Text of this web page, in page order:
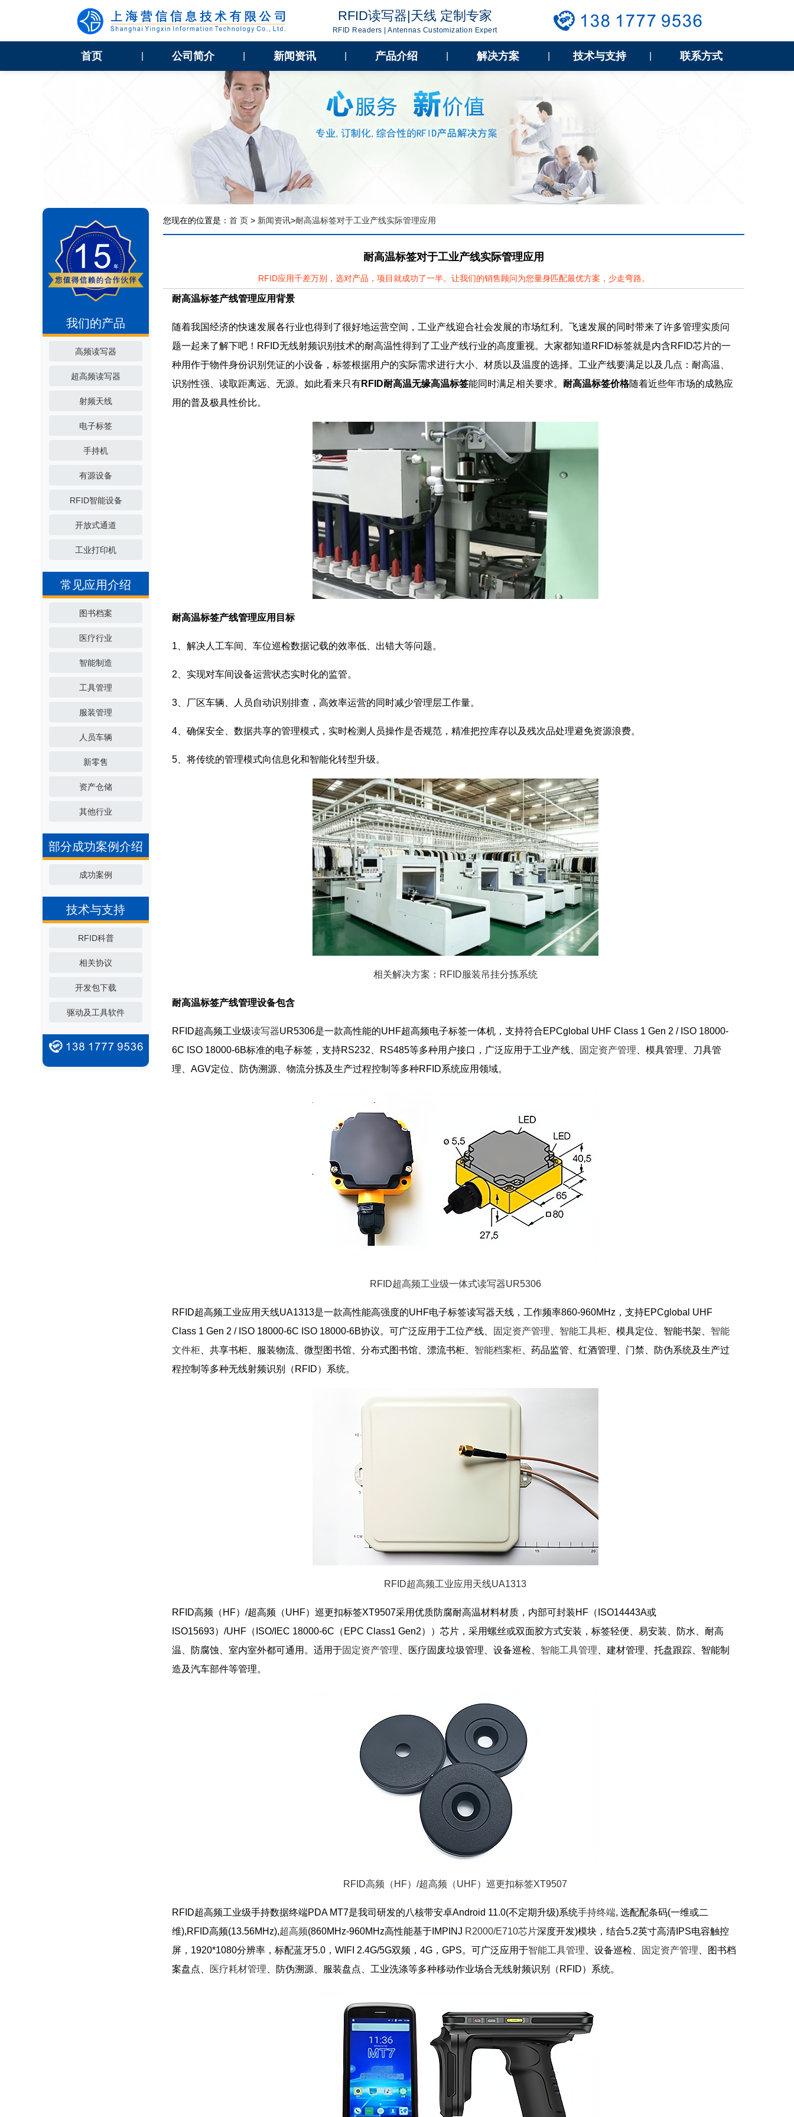
RFID读写器|天线 定制专家
RFID Readers | Antennas Customization Expert
首页 公司简介 新闻资讯 产品介绍 解决方案 技术与支持 联系方式
我们的产品
高频读写器
超高频读写器
射频天线
电子标签
手持机
有源设备
RFID智能设备
开放式通道
工业打印机
常见应用介绍
图书档案
医疗行业
智能制造
工具管理
服装管理
人员车辆
新零售
资产仓储
其他行业
部分成功案例介绍
成功案例
技术与支持
RFID科普
相关协议
开发包下载
驱动及工具软件
您现在的位置是： 首 页 > 新闻资讯>耐高温标签对于工业产线实际管理应用
耐高温标签对于工业产线实际管理应用
RFID应用千差万别，选对产品，项目就成功了一半。让我们的销售顾问为您量身匹配最优方案，少走弯路。
耐高温标签产线管理应用背景
随着我国经济的快速发展各行业也得到了很好地运营空间，工业产线迎合社会发展的市场红利。飞速发展的同时带来了许多管理实质问
题一起来了解下吧！RFID无线射频识别技术的耐高温性得到了工业产线行业的高度重视。大家都知道RFID标签就是内含RFID芯片的一
种用作于物件身份识别凭证的小设备，标签根据用户的实际需求进行大小、材质以及温度的选择。工业产线要满足以及几点：耐高温、
识别性强、读取距离远、无源。如此看来只有RFID耐高温无缘高温标签能同时满足相关要求。 耐高温标签价格随着近些年市场的成熟应
用的普及极具性价比。
耐高温标签产线管理应用目标
1、解决人工车间、车位巡检数据记载的效率低、出错大等问题。
2、实现对车间设备运营状态实时化的监管。
3、厂区车辆、人员自动识别排查，高效率运营的同时减少管理层工作量。
4、确保安全、数据共享的管理模式，实时检测人员操作是否规范，精准把控库存以及残次品处理避免资源浪费。
5、将传统的管理模式向信息化和智能化转型升级。
相关解决方案：RFID服装吊挂分拣系统
耐高温标签产线管理设备包含
RFID超高频工业级读写器UR5306是一款高性能的UHF超高频电子标签一体机，支持符合EPCglobal UHF Class 1 Gen 2 / ISO 18000-
6C ISO 18000-6B标准的电子标签，支持RS232、RS485等多种用户接口，广泛应用于工业产线、
固定资产管理 、模具管理、刀具管
理、AGV定位、防伪溯源、物流分拣及生产过程控制等多种RFID系统应用领域。
RFID超高频工业级一体式读写器UR5306
RFID超高频工业应用天线UA1313是一款高性能高强度的UHF电子标签读写器天线，工作频率860-960MHz，支持EPCglobal UHF
Class 1 Gen 2 / ISO 18000-6C ISO 18000-6B协议。可广泛应用于工位产线、
固定资产管理 智能工具柜 、模具定位、智能书架、 智能
文件柜 、共享书柜、服装物流、微型图书馆、分布式图书馆、漂流书柜、 智能档案柜 、药品监管、红酒管理、门禁、防伪系统及生产过
程控制等多种无线射频识别（RFID）系统。
RFID超高频工业应用天线UA1313
RFID高频（HF）/超高频（UHF）巡更扣标签XT9507采用优质防腐耐高温材料材质，内部可封装HF（ISO14443A或
ISO15693）/UHF（ISO/IEC 18000-6C（EPC Class1 Gen2））芯片，采用螺丝或双面胶方式安装，标签轻便、易安装、防水、耐高
温、防腐蚀、室内室外都可通用。适用于固定资产管理 、医疗固废垃圾管理、设备巡检、 智能工具管理 、建材管理、托盘跟踪、智能制
造及汽车部件等管理。
RFID高频（HF）/超高频（UHF）巡更扣标签XT9507
RFID超高频工业级手持数据终端PDA MT7是我司研发的八核带安卓Android 11.0(不定期升级)系统手持终端, 选配配条码(一维或二
维),RFID高频(13.56MHz),超高频(860MHz-960MHz高性能基于IMPINJ R2000/E710芯片深度开发)模块，结合5.2英寸高清IPS电容触控
屏，1920*1080分辨率，标配蓝牙5.0，WIFI 2.4G/5G双频，4G，GPS。可广泛应用于智能工具管理 、设备巡检、 固定资产管理 、图书档
案盘点、
医疗耗材管理 、防伪溯源、服装盘点、工业洗涤等多种移动作业场合无线射频识别（RFID）系统。